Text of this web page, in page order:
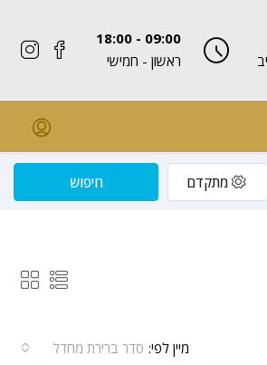
09:00 - 18:00
ראשון - חמישי
מתקדם חיפוש
מיין לפי: סדר ברירת מחדל